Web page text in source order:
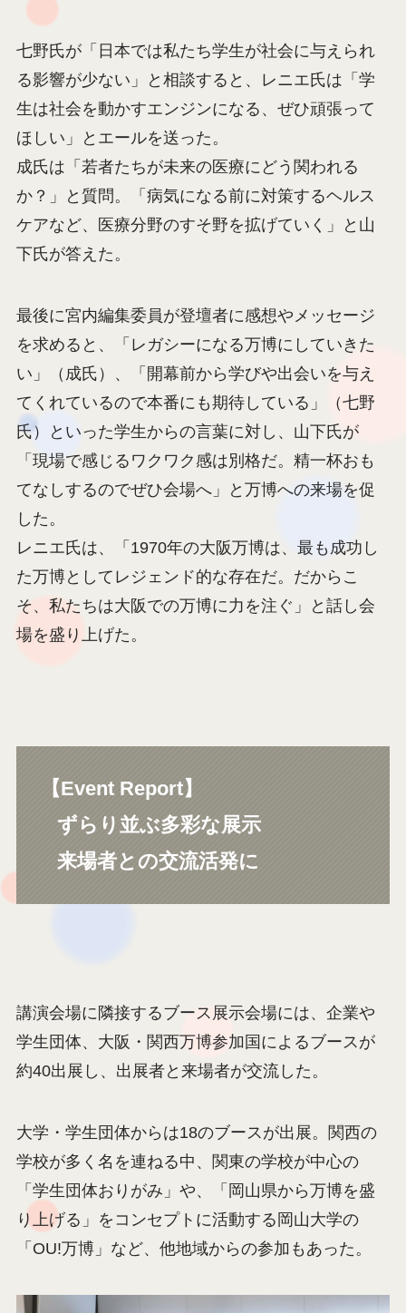
七野氏が「日本では私たち学生が社会に与えられ
る影響が少ない」と相談すると、レニエ氏は「学
生は社会を動かすエンジンになる、ぜひ頑張って
ほしい」とエールを送った。
成氏は「若者たちが未来の医療にどう関われる
か？」と質問。「病気になる前に対策するヘルス
ケアなど、医療分野のすそ野を拡げていく」と山
下氏が答えた。
最後に宮内編集委員が登壇者に感想やメッセージ
を求めると、「レガシーになる万博にしていきた
い」（成氏）、「開幕前から学びや出会いを与え
てくれているので本番にも期待している」（七野
氏）といった学生からの言葉に対し、山下氏が
「現場で感じるワクワク感は別格だ。精一杯おも
てなしするのでぜひ会場へ」と万博への来場を促
した。
レニエ氏は、「1970年の大阪万博は、最も成功し
た万博としてレジェンド的な存在だ。だからこ
そ、私たちは大阪での万博に力を注ぐ」と話し会
場を盛り上げた。
【Event Report】
ずらり並ぶ多彩な展示
来場者との交流活発に
講演会場に隣接するブース展示会場には、企業や
学生団体、大阪・関西万博参加国によるブースが
約40出展し、出展者と来場者が交流した。